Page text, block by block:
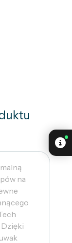
na
Dzięki